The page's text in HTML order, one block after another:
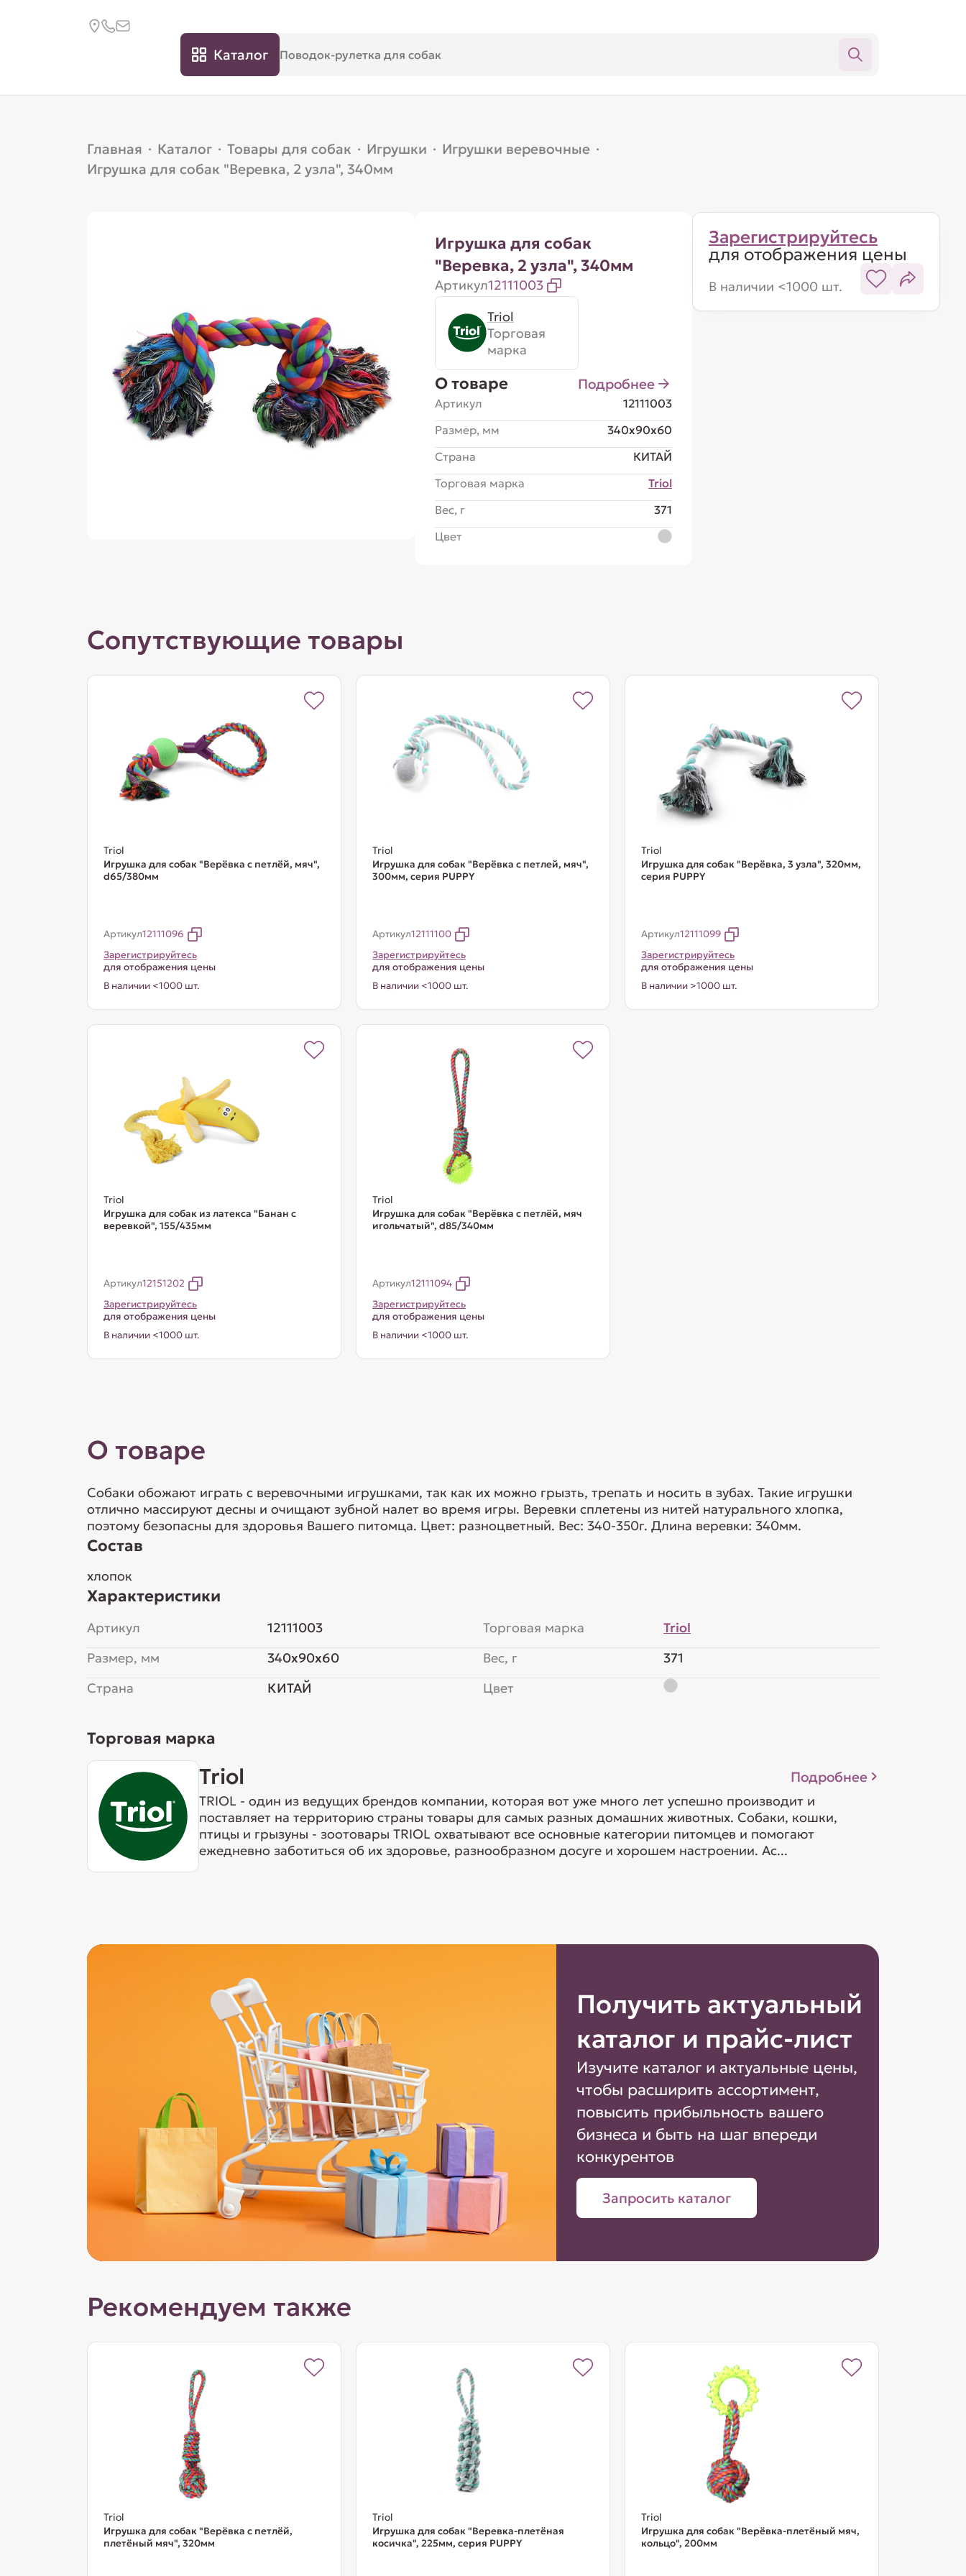
Каталог
Главная · Каталог · Товары для собак · Игрушки · Игрушки веревочные ·
Игрушка для собак "Веревка, 2 узла", 340мм
Игрушка для собак
"Веревка, 2 узла", 340мм
Артикул12111003
Triol
Торговая
марка
О товаре Подробнее
Артикул
12111003
Размер, мм
340x90x60
Страна
КИТАЙ
Торговая марка
Triol
Вес, г
371
Цвет
Зарегистрируйтесь
для отображения цены
В наличии <1000 шт.
Сопутствующие товары
Triol
Игрушка для собак "Верёвка с петлёй, мяч",
d65/380мм
Артикул12111096
Зарегистрируйтесь
для отображения цены
В наличии <1000 шт.
Triol
Игрушка для собак "Верёвка c петлей, мяч",
300мм, серия PUPPY
Артикул12111100
Зарегистрируйтесь
для отображения цены
В наличии <1000 шт.
Triol
Игрушка для собак "Верёвка, 3 узла", 320мм,
серия PUPPY
Артикул12111099
Зарегистрируйтесь
для отображения цены
В наличии >1000 шт.
Triol
Игрушка для собак из латекса "Банан с
веревкой", 155/435мм
Артикул12151202
Зарегистрируйтесь
для отображения цены
В наличии <1000 шт.
Triol
Игрушка для собак "Верёвка с петлёй, мяч
игольчатый", d85/340мм
Артикул12111094
Зарегистрируйтесь
для отображения цены
В наличии <1000 шт.
О товаре
Собаки обожают играть с веревочными игрушками, так как их можно грызть, трепать и носить в зубах. Такие игрушки
отлично массируют десны и очищают зубной налет во время игры. Веревки сплетены из нитей натурального хлопка,
поэтому безопасны для здоровья Вашего питомца. Цвет: разноцветный. Вес: 340-350г. Длина веревки: 340мм.
Состав
хлопок
Характеристики
Артикул
12111003
Размер, мм
340x90x60
Страна
КИТАЙ
Торговая марка
Triol
Вес, г
371
Цвет
Торговая марка
Triol Подробнее
TRIOL - один из ведущих брендов компании, которая вот уже много лет успешно производит и
поставляет на территорию страны товары для самых разных домашних животных. Собаки, кошки,
птицы и грызуны - зоотовары TRIOL охватывают все основные категории питомцев и помогают
ежедневно заботиться об их здоровье, разнообразном досуге и хорошем настроении. Ас...
Получить актуальный
каталог и прайс-лист
Изучите каталог и актуальные цены,
чтобы расширить ассортимент,
повысить прибыльность вашего
бизнеса и быть на шаг впереди
конкурентов
Запросить каталог
Рекомендуем также
Triol
Игрушка для собак "Верёвка с петлёй,
плетёный мяч", 320мм
Triol
Игрушка для собак "Веревка-плетёная
косичка", 225мм, серия PUPPY
Triol
Игрушка для собак "Верёвка-плетёный мяч,
кольцо", 200мм